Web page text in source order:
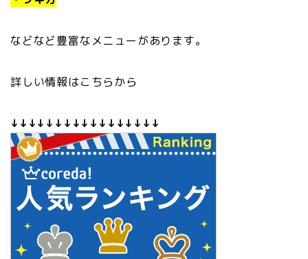
などなど豊富なメニューがあります。
詳しい情報はこちらから
↓↓↓↓↓↓↓↓↓↓↓↓↓↓↓↓↓